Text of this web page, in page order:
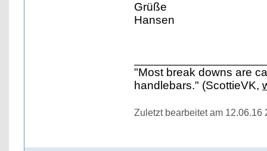
Grüße
Hansen
"Most break downs are
handlebars." (ScottieVK,
Zuletzt bearbeitet am 12.06.16